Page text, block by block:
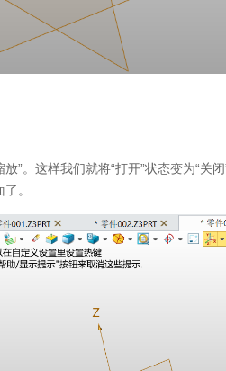
”。这样我们就将“打开”状态变为“关
。